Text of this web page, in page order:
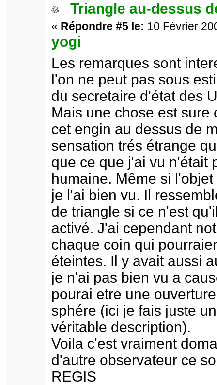
Triangle au-dessus
« Répondre #5 le: 10 Février
yogi
Les remarques sont
l'on ne peut pas sous
du secretaire d'état des
Mais une chose est
cet engin au dessus de
sensation trés étrange
que ce que j'ai vu n'était
humaine. Même si
je l'ai bien vu. Il
de triangle si ce n'est
activé. J'ai cependant
chaque coin qui
éteintes. Il y avait aussi
je n'ai pas bien vu a
pourai etre une
sphére (ici je fais juste
véritable description).
Voila c'est vraiment
d'autre observateur ce
REGIS